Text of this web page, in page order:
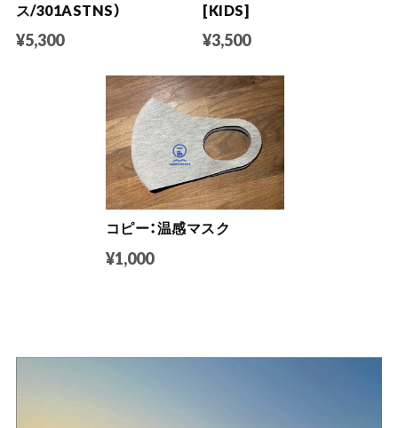
ス/301ASTNS）
¥5,300
[KIDS]
¥3,500
コピー：温感マスク
¥1,000